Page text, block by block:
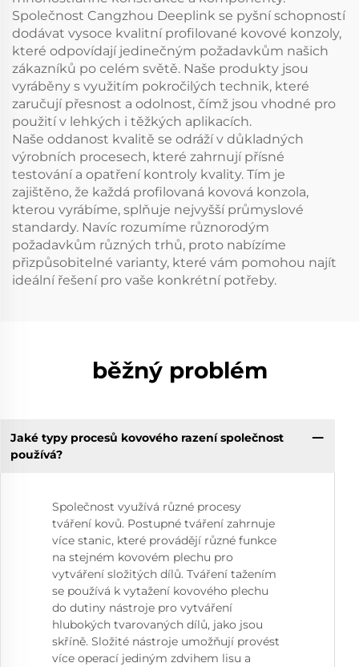
Společnost Cangzhou Deeplink se pyšní schopností
dodávat vysoce kvalitní profilované kovové konzoly,
které odpovídají jedinečným požadavkům našich
zákazníků po celém světě. Naše produkty jsou
vyráběny s využitím pokročilých technik, které
zaručují přesnost a odolnost, čímž jsou vhodné pro
použití v lehkých i těžkých aplikacích.
Naše oddanost kvalitě se odráží v důkladných
výrobních procesech, které zahrnují přísné
testování a opatření kontroly kvality. Tím je
zajištěno, že každá profilovaná kovová konzola,
kterou vyrábíme, splňuje nejvyšší průmyslové
standardy. Navíc rozumíme různorodým
požadavkům různých trhů, proto nabízíme
přizpůsobitelné varianty, které vám pomohou najít
ideální řešení pro vaše konkrétní potřeby.
běžný problém
Jaké typy procesů kovového razení společnost
používá?
Společnost využívá různé procesy
tváření kovů. Postupné tváření zahrnuje
více stanic, které provádějí různé funkce
na stejném kovovém plechu pro
vytváření složitých dílů. Tváření tažením
se používá k vytažení kovového plechu
do dutiny nástroje pro vytváření
hlubokých tvarovaných dílů, jako jsou
skříně. Složité nástroje umožňují provést
více operací jediným zdvihem lisu a